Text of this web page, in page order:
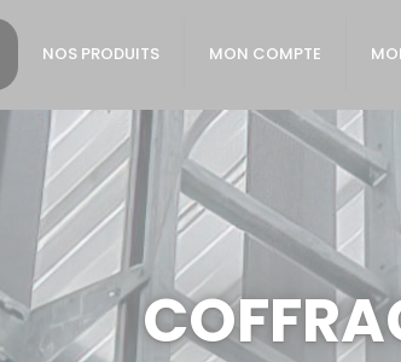
NOS PRODUITS MON COMPTE